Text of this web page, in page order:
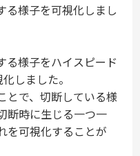
る様子を可視化しまし
る様子をハイスピード
しました。
とで、切断している様
断時に生じる一つ一
を可視化することが